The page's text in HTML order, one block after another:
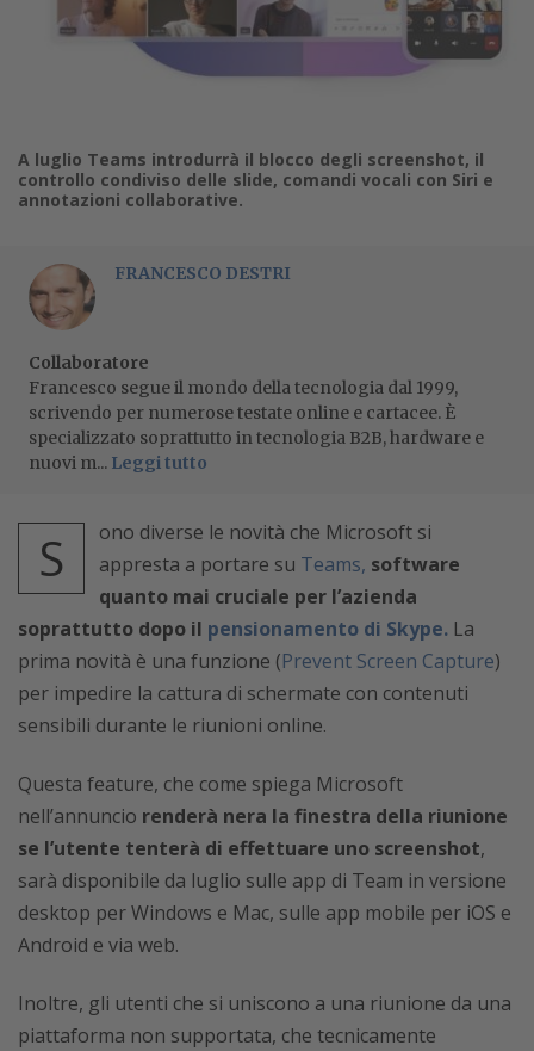
A luglio Teams introdurrà il blocco degli screenshot, il
controllo condiviso delle slide, comandi vocali con Siri e
annotazioni collaborative.
FRANCESCO DESTRI
Collaboratore
Francesco segue il mondo della tecnologia dal 1999,
scrivendo per numerose testate online e cartacee. È
specializzato soprattutto in tecnologia B2B, hardware e
nuovi m... Leggi tutto
S
ono diverse le novità che Microsoft si
appresta a portare su Teams, software
quanto mai cruciale per l’azienda
soprattutto dopo il pensionamento di Skype. La
prima novità è una funzione (Prevent Screen Capture)
per impedire la cattura di schermate con contenuti
sensibili durante le riunioni online.
Questa feature, che come spiega Microsoft
nell’annuncio renderà nera la finestra della riunione
se l’utente tenterà di effettuare uno screenshot,
sarà disponibile da luglio sulle app di Team in versione
desktop per Windows e Mac, sulle app mobile per iOS e
Android e via web.
Inoltre, gli utenti che si uniscono a una riunione da una
piattaforma non supportata, che tecnicamente